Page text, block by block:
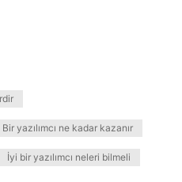
Bir yazılımcı ne kadar kazanır
İyi bir yazılımcı neleri bilmeli